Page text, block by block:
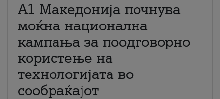
A1 Македонија почнува
моќна национална
кампања за поодговорно
користење на
технологијата во
сообраќајот